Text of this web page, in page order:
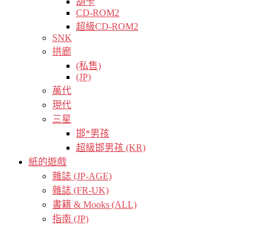
CD-ROM2
超級CD-ROM2
SNK
拱廊
(私售)
(JP)
萬代
現代
三星
邯*男孩
超級邯男孩 (KR)
紙的遊戲
雜誌 (JP-AGE)
雜誌 (FR-UK)
書籍 & Mooks (ALL)
指南 (JP)